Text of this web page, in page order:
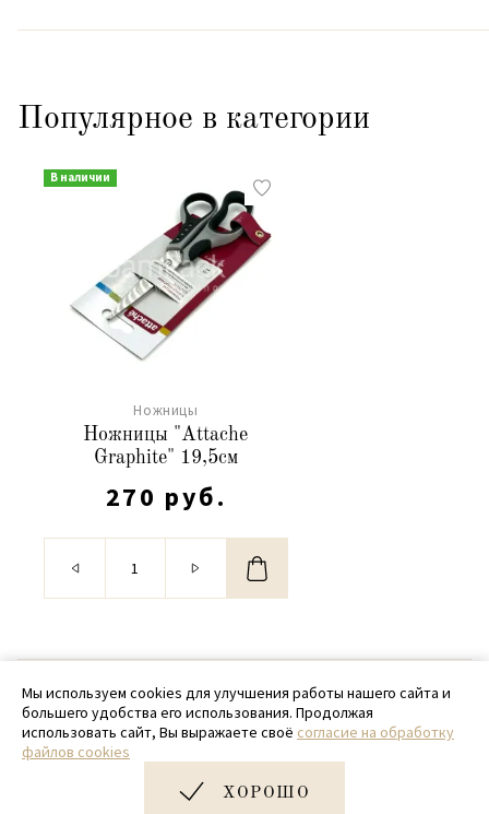
Популярное в категории
В наличии
Ножницы
Ножницы "Attache
Graphite" 19,5см
270 руб.
© 2020 - 2026 SamPack
+ 7 (918) 699-97-87
zakaz@sampack.store
Дизайн и разработка сайта
Мы используем cookies для улучшения работы нашего сайта и
большего удобства его использования. Продолжая
использовать сайт, Вы выражаете своё согласие на обработку
файлов cookies
ХОРОШО